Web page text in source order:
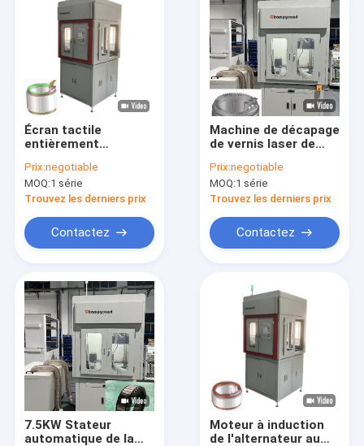
Produits
Vidéos
A propos de nous
Visite d'usine
Écran tactile
entièrement
d'assemblage de
l'équipement de
remontage du stator
Prix:negotiable
MOQ:1 série
Trouvez les derniers prix
Contactez
Machine de décapage
de vernis laser de
mm OEM
Prix:negotiable
MOQ:1 série
Trouvez les derniers prix
Contactez
7.5KW Stateur
automatique de la
Moteur à induction
de l'alternateur au